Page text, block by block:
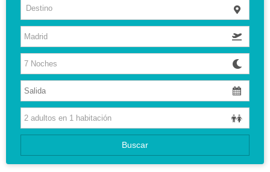
VIAJES
VUELO + HOTEL
MULTIDESTINOS
HOTELES
CIRCUITOS
GUIAS DE VIAJES
Destino
Buscar